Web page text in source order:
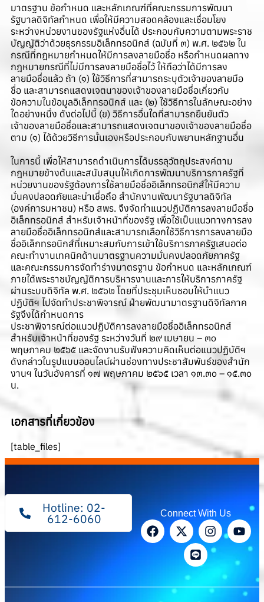
มาตรฐาน ข้อกำหนด และหลักเกณฑ์ที่คณะกรรมการพัฒนา
รัฐบาลดิจิทัลกำหนด เพื่อให้มีความสอดคล้องและเชื่อมโยง
ระหว่างหน่วยงานของรัฐแห่งอื่นได้ ประกอบกับความตามพระราช
บัญญัติว่าด้วยธุรกรรมอิเล็กทรอนิกส์ (ฉบับที่ ๓) พ.ศ. ๒๕๖๒ ใน
กรณีที่กฎหมายกำหนดให้มีการลงลายมือชื่อ หรือกำหนดผลทาง
กฎหมายกรณีที่ไม่มีการลงลายมือชื่อไว้ ให้ถือว่าได้มีการลง
ลายมือชื่อแล้ว ถ้า (๑) ใช้วิธีการที่สามารถระบุตัวเจ้าของลายมือ
ชื่อ และสามารถแสดงเจตนาของเจ้าของลายมือชื่อเกี่ยวกับ
ข้อความในข้อมูลอิเล็กทรอนิกส์ และ (๒) ใช้วิธีการในลักษณะอย่าง
ใดอย่างหนึ่ง ดังต่อไปนี้ (ข) วิธีการอื่นใดที่สามารถยืนยันตัว
เจ้าของลายมือชื่อและสามารถแสดงเจตนาของเจ้าของลายมือชื่อ
ตาม (๑) ได้ด้วยวิธีการนั้นเองหรือประกอบกับพยานหลักฐานอื่น
ในการนี้ เพื่อให้สามารถดำเนินการได้บรรลุวัตถุประสงค์ตาม
กฎหมายข้างต้นและสนับสนุนให้เกิดการพัฒนาบริการภาครัฐที่
หน่วยงานของรัฐต้องการใช้ลายมือชื่ออิเล็กทรอนิกส์ให้มีความ
มั่นคงปลอดภัยและน่าเชื่อถือ สำนักงานพัฒนารัฐบาลดิจิทัล
(องค์การมหาชน) หรือ สพร. จึงจัดทำแนวปฏิบัติการลงลายมือชื่อ
อิเล็กทรอนิกส์ สำหรับเจ้าหน้าที่ของรัฐ เพื่อใช้เป็นแนวทางการลง
ลายมือชื่ออิเล็กทรอนิกส์และสามารถเลือกใช้วิธีการการลงลายมือ
ชื่ออิเล็กทรอนิกส์ที่เหมาะสมกับการเข้าใช้บริการภาครัฐเสนอต่อ
คณะทำงานเทคนิคด้านมาตรฐานความมั่นคงปลอดภัยภาครัฐ
และคณะกรรมการจัดทำร่างมาตรฐาน ข้อกำหนด และหลักเกณฑ์
ภายใต้พระราชบัญญัติการบริหารงานและการให้บริการภาครัฐ
ผ่านระบบดิจิทัล พ.ศ. ๒๕๖๒ โดยที่ประชุมเห็นชอบให้นำแนว
ปฏิบัติฯ ไปจัดทำประชาพิจารณ์ ฝ่ายพัฒนามาตรฐานดิจิทัลภาค
รัฐจึงได้กำหนดการ
ประชาพิจารณ์ต่อแนวปฏิบัติการลงลายมือชื่ออิเล็กทรอนิกส์
สำหรับเจ้าหน้าที่ของรัฐ ระหว่างวันที่ ๒๙ เมษายน – ๓๐
พฤษภาคม ๒๕๖๕ และจัดงานรับฟังความคิดเห็นต่อแนวปฏิบัติฯ
ดังกล่าวในรูปแบบออนไลน์ผ่านช่องทางประชาสัมพันธ์ของสำนัก
งานฯ ในวันอังคารที่ ๑๗ พฤษภาคม ๒๕๖๕ เวลา ๑๓.๓๐ – ๑๕.๓๐
น.
เอกสารที่เกี่ยวข้อง
[table_files]
Hotline: 02-
612-6060 Connect With Us